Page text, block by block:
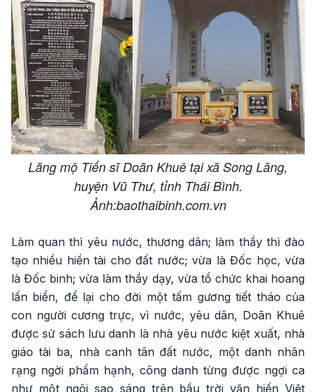
Lăng mộ Tiến sĩ Doãn Khuê tại xã Song Lăng,
huyện Vũ Thư, tỉnh Thái Bình.
Ảnh:baothaibinh.com.vn
Làm quan thì yêu nước, thương dân; làm thầy thì đào
tạo nhiều hiền tài cho đất nước; vừa là Đốc học, vừa
là Đốc binh; vừa làm thầy dạy, vừa tổ chức khai hoang
lấn biển, để lại cho đời một tấm gương tiết tháo của
con người cương trực, vì nước, yêu dân, Doãn Khuê
được sử sách lưu danh là nhà yêu nước kiệt xuất, nhà
giáo tài ba, nhà canh tân đất nước, một danh nhân
rạng ngời phẩm hạnh, công danh từng được ngợi ca
như một ngôi sao sáng trên bầu trời văn hiến Việt